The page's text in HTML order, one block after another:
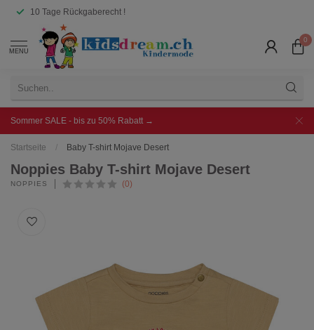
10 Tage Rückgaberecht !
MENU
0
Sommer SALE - bis zu 50% Rabatt →
Startseite / Baby T-shirt Mojave Desert
Noppies Baby T-shirt Mojave Desert
NOPPIES (0)